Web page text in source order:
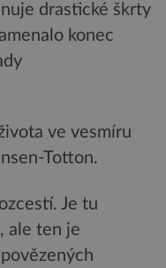
drastické škrty
konec
ve vesmíru
Totton.
Je tu
ale ten je